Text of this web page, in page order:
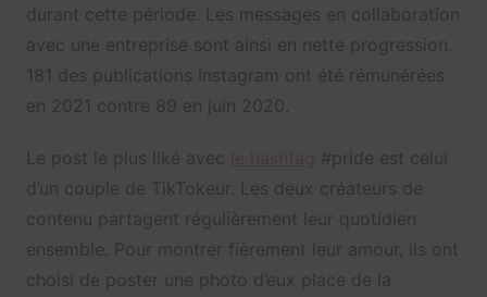
durant cette période. Les messages en collaboration
avec une entreprise sont ainsi en nette progression.
181 des publications Instagram ont été rémunérées
en 2021 contre 89 en juin 2020.
Le post le plus liké avec
#pride est celui
d’un couple de TikTokeur. Les deux créateurs de
contenu partagent régulièrement leur quotidien
ensemble. Pour montrer fièrement leur amour, ils ont
choisi de poster une photo d’eux place de la